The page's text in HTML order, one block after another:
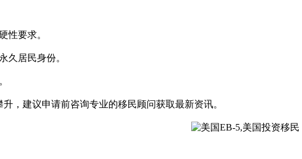
性要求。
久居民身份。
，建议申请前咨询专业的移民顾问获取最新资讯。
©包图